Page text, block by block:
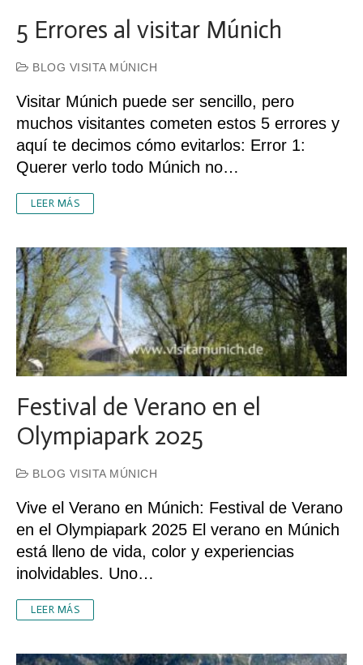
5 Errores al visitar Múnich
BLOG VISITA MÚNICH
Visitar Múnich puede ser sencillo, pero
muchos visitantes cometen estos 5 errores y
aquí te decimos cómo evitarlos: Error 1:
Querer verlo todo Múnich no…
LEER MÁS
Festival de Verano en el
Olympiapark 2025
BLOG VISITA MÚNICH
Vive el Verano en Múnich: Festival de Verano
en el Olympiapark 2025 El verano en Múnich
está lleno de vida, color y experiencias
inolvidables. Uno…
LEER MÁS